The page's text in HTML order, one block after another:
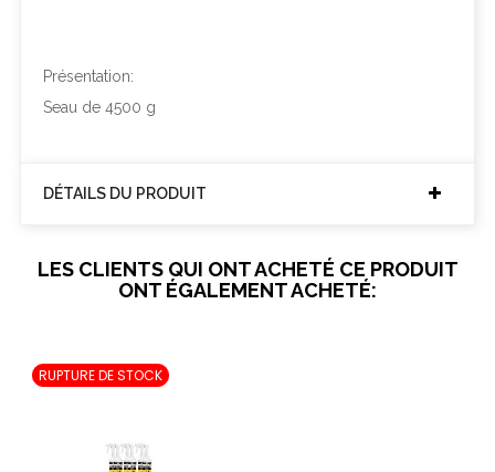
Présentation:
Seau de 4500 g
DÉTAILS DU PRODUIT
LES CLIENTS QUI ONT ACHETÉ CE PRODUIT
ONT ÉGALEMENT ACHETÉ:
RUPTURE DE STOCK